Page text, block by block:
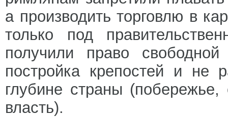
а производить торговлю в
только под
получили право
постройка крепостей и не
глубине страны
власть).